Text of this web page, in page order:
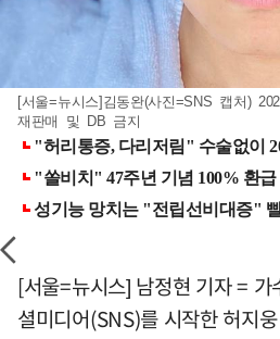
[서울=뉴시스]김동완(사진=SNS 캡처)
재판매 및 DB 금지
[서울=뉴시스] 남정현 기자 =
셜미디어(SNS)를 시작한 허지